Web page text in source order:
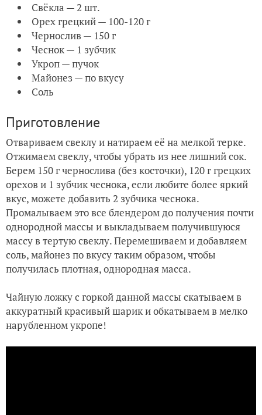
Свёкла — 2 шт.
Орех грецкий — 100-120 г
Чернослив — 150 г
Чеснок — 1 зубчик
Укроп — пучок
Майонез — по вкусу
Соль
Приготовление
Отвариваем свеклу и натираем её на мелкой терке.
Отжимаем свеклу, чтобы убрать из нее лишний сок.
Берем 150 г чернослива (без косточки), 120 г грецких
орехов и 1 зубчик чеснока, если любите более яркий
вкус, можете добавить 2 зубчика чеснока.
Промалываем это все блендером до получения почти
однородной массы и выкладываем получившуюся
массу в тертую свеклу. Перемешиваем и добавляем
соль, майонез по вкусу таким образом, чтобы
получилась плотная, однородная масса.
Чайную ложку с горкой данной массы скатываем в
аккуратный красивый шарик и обкатываем в мелко
нарубленном укропе!